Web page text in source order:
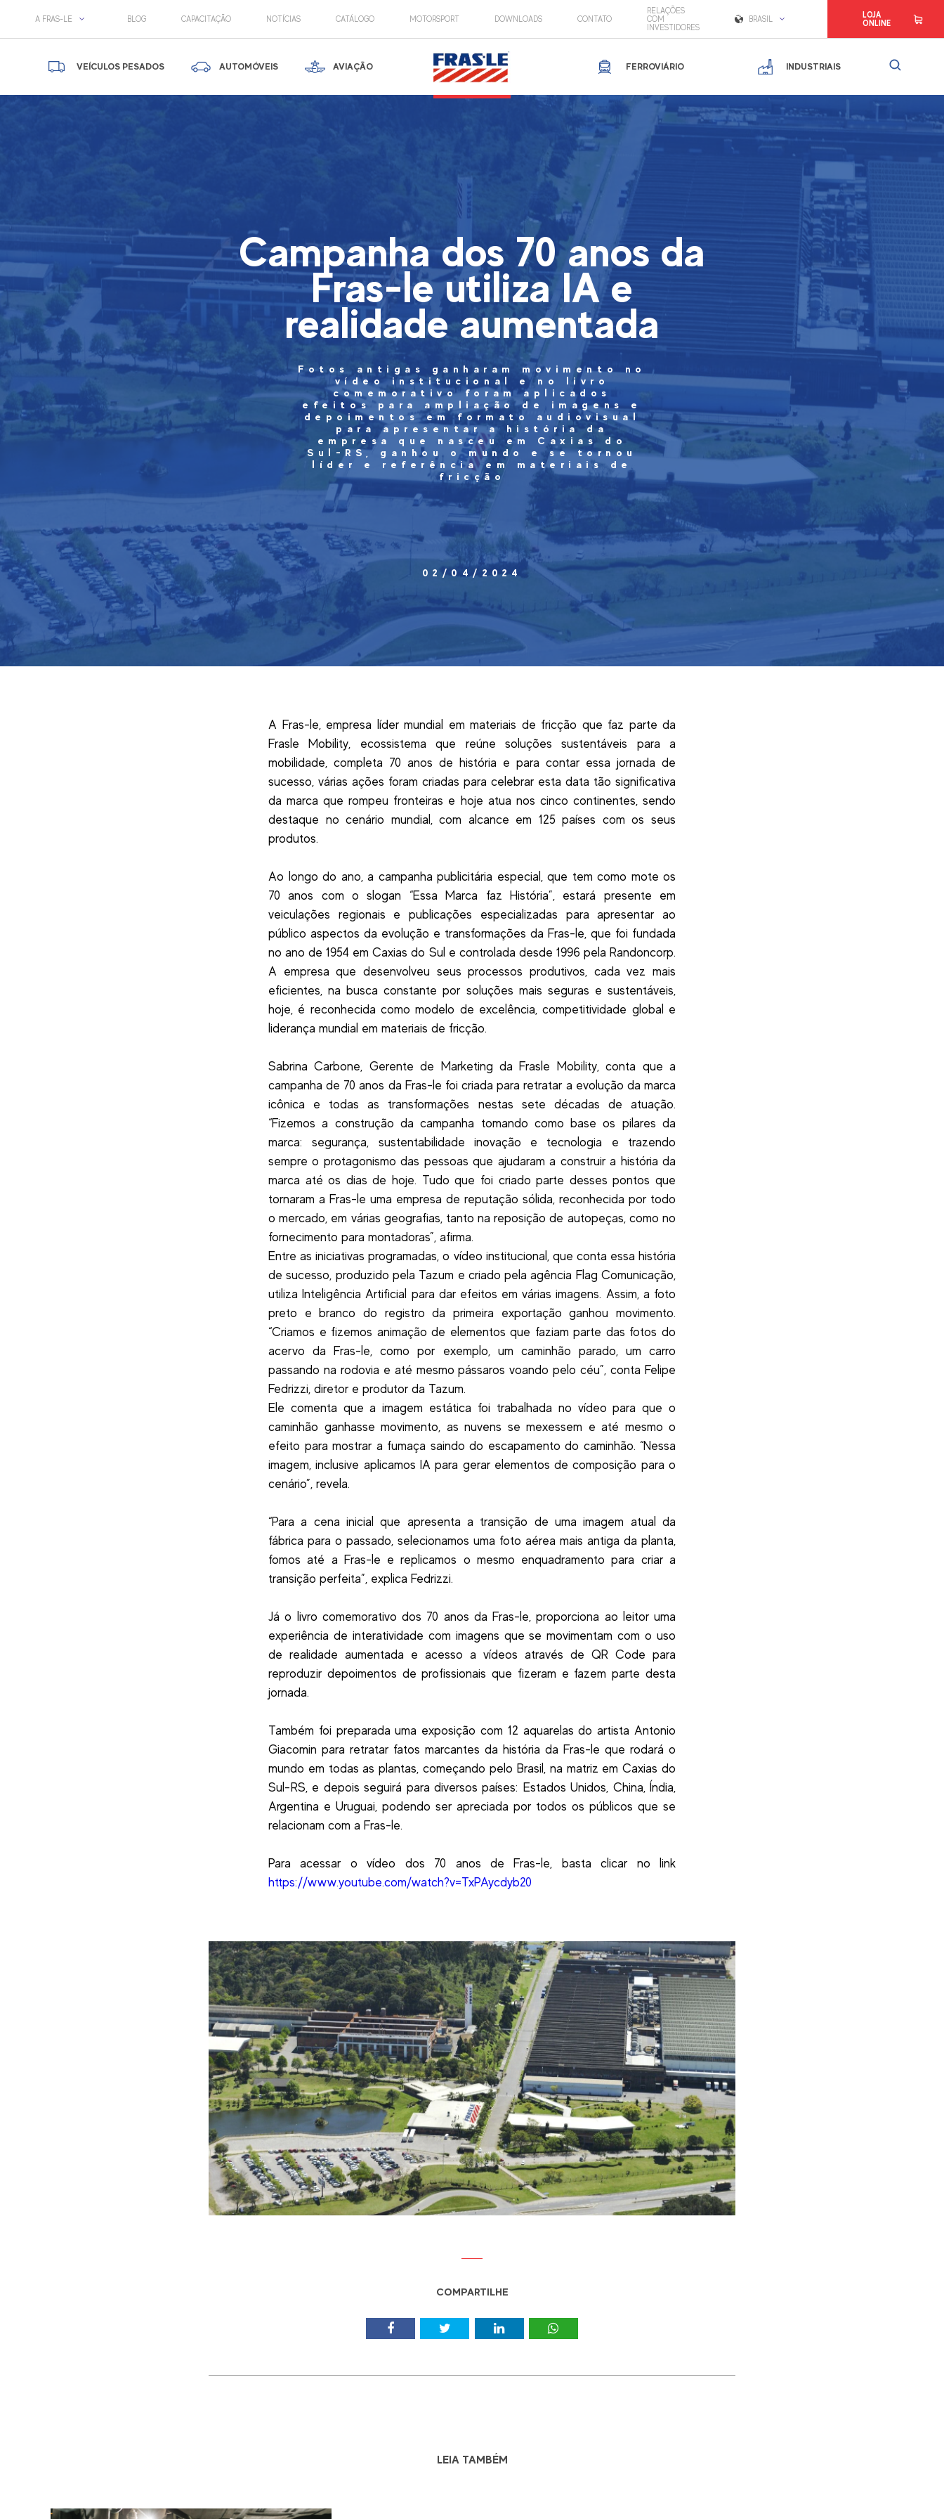
A FRAS-LE BLOG CAPACITAÇÃO NOTÍCIAS CATÁLOGO MOTORSPORT DOWNLOADS CONTATO
RELAÇÕES
COM
INVESTIDORES
BRASIL
LOJA
ONLINE
VEÍCULOS PESADOS AUTOMÓVEIS AVIAÇÃO FERROVIÁRIO INDUSTRIAIS
Campanha dos 70 anos da
Fras-le utiliza IA e
realidade aumentada
Fotos antigas ganharam movimento no
vídeo institucional e no livro
comemorativo foram aplicados
efeitos para ampliação de imagens e
depoimentos em formato audiovisual
para apresentar a história da
empresa que nasceu em Caxias do
Sul-RS, ganhou o mundo e se tornou
líder e referência em materiais de
fricção
02/04/2024
A Fras-le, empresa líder mundial em materiais de fricção que faz parte da
Frasle Mobility, ecossistema que reúne soluções sustentáveis para a
mobilidade, completa 70 anos de história e para contar essa jornada de
sucesso, várias ações foram criadas para celebrar esta data tão significativa
da marca que rompeu fronteiras e hoje atua nos cinco continentes, sendo
destaque no cenário mundial, com alcance em 125 países com os seus
produtos.
Ao longo do ano, a campanha publicitária especial, que tem como mote os
70 anos com o slogan “Essa Marca faz História”, estará presente em
veiculações regionais e publicações especializadas para apresentar ao
público aspectos da evolução e transformações da Fras-le, que foi fundada
no ano de 1954 em Caxias do Sul e controlada desde 1996 pela Randoncorp.
A empresa que desenvolveu seus processos produtivos, cada vez mais
eficientes, na busca constante por soluções mais seguras e sustentáveis,
hoje, é reconhecida como modelo de excelência, competitividade global e
liderança mundial em materiais de fricção.
Sabrina Carbone, Gerente de Marketing da Frasle Mobility, conta que a
campanha de 70 anos da Fras-le foi criada para retratar a evolução da marca
icônica e todas as transformações nestas sete décadas de atuação.
“Fizemos a construção da campanha tomando como base os pilares da
marca: segurança, sustentabilidade inovação e tecnologia e trazendo
sempre o protagonismo das pessoas que ajudaram a construir a história da
marca até os dias de hoje. Tudo que foi criado parte desses pontos que
tornaram a Fras-le uma empresa de reputação sólida, reconhecida por todo
o mercado, em várias geografias, tanto na reposição de autopeças, como no
fornecimento para montadoras”, afirma.
Entre as iniciativas programadas, o vídeo institucional, que conta essa história
de sucesso, produzido pela Tazum e criado pela agência Flag Comunicação,
utiliza Inteligência Artificial para dar efeitos em várias imagens. Assim, a foto
preto e branco do registro da primeira exportação ganhou movimento.
“Criamos e fizemos animação de elementos que faziam parte das fotos do
acervo da Fras-le, como por exemplo, um caminhão parado, um carro
passando na rodovia e até mesmo pássaros voando pelo céu”, conta Felipe
Fedrizzi, diretor e produtor da Tazum.
Ele comenta que a imagem estática foi trabalhada no vídeo para que o
caminhão ganhasse movimento, as nuvens se mexessem e até mesmo o
efeito para mostrar a fumaça saindo do escapamento do caminhão. “Nessa
imagem, inclusive aplicamos IA para gerar elementos de composição para o
cenário”, revela.
“Para a cena inicial que apresenta a transição de uma imagem atual da
fábrica para o passado, selecionamos uma foto aérea mais antiga da planta,
fomos até a Fras-le e replicamos o mesmo enquadramento para criar a
transição perfeita”, explica Fedrizzi.
Já o livro comemorativo dos 70 anos da Fras-le, proporciona ao leitor uma
experiência de interatividade com imagens que se movimentam com o uso
de realidade aumentada e acesso a vídeos através de QR Code para
reproduzir depoimentos de profissionais que fizeram e fazem parte desta
jornada.
Também foi preparada uma exposição com 12 aquarelas do artista Antonio
Giacomin para retratar fatos marcantes da história da Fras-le que rodará o
mundo em todas as plantas, começando pelo Brasil, na matriz em Caxias do
Sul-RS, e depois seguirá para diversos países: Estados Unidos, China, Índia,
Argentina e Uruguai, podendo ser apreciada por todos os públicos que se
relacionam com a Fras-le.
Para acessar o vídeo dos 70 anos de Fras-le, basta clicar no link
https://www.youtube.com/watch?v=TxPAycdyb20
COMPARTILHE
LEIA TAMBÉM